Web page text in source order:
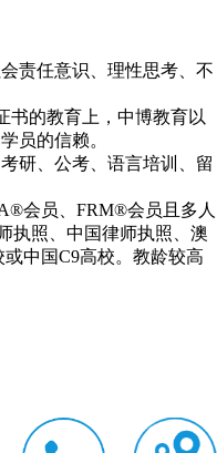
责任意识、理性思考、不
的教育上，中博教育以
员的信赖。
研、公考、语言培训、留
会员、 FRM®会员且多人
执照、中国律师执照、澳
中国C9高校。教龄较高